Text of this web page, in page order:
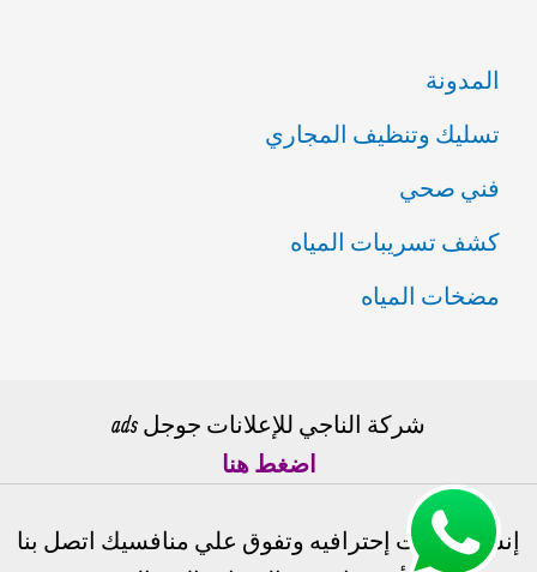
المدونة
تسليك وتنظيف المجاري
فني صحي
كشف تسريبات المياه
مضخات المياه
شركة الناجي للإعلانات جوجل ads
اضغط هنا
إنشاء حملات إحترافيه وتفوق علي منافسيك اتصل بنا